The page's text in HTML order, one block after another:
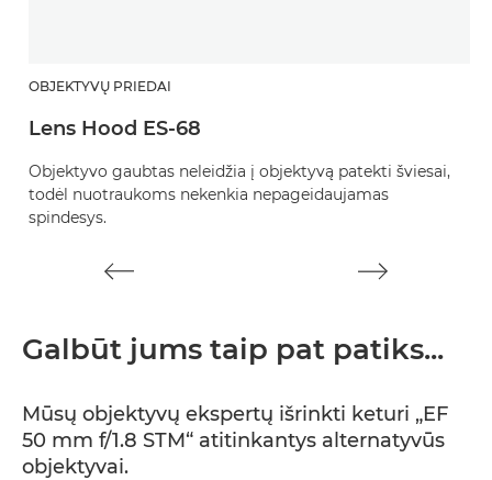
OBJEKTYVŲ PRIEDAI
Lens Hood ES-68
Objektyvo gaubtas neleidžia į objektyvą patekti šviesai,
todėl nuotraukoms nekenkia nepageidaujamas
spindesys.
Galbūt jums taip pat patiks...
Mūsų objektyvų ekspertų išrinkti keturi „EF
50 mm f/1.8 STM“ atitinkantys alternatyvūs
objektyvai.